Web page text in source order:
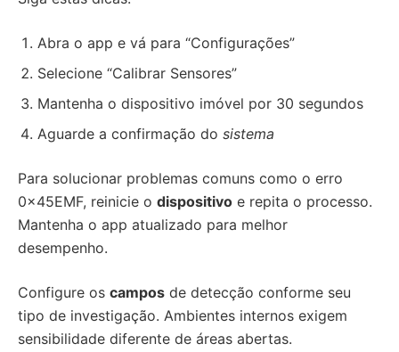
Abra o app e vá para “Configurações”
Selecione “Calibrar Sensores”
Mantenha o dispositivo imóvel por 30 segundos
Aguarde a confirmação do sistema
Para solucionar problemas comuns como o erro
0x45EMF, reinicie o dispositivo e repita o processo.
Mantenha o app atualizado para melhor
desempenho.
Configure os campos de detecção conforme seu
tipo de investigação. Ambientes internos exigem
sensibilidade diferente de áreas abertas.